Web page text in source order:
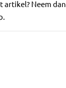
Neem dan